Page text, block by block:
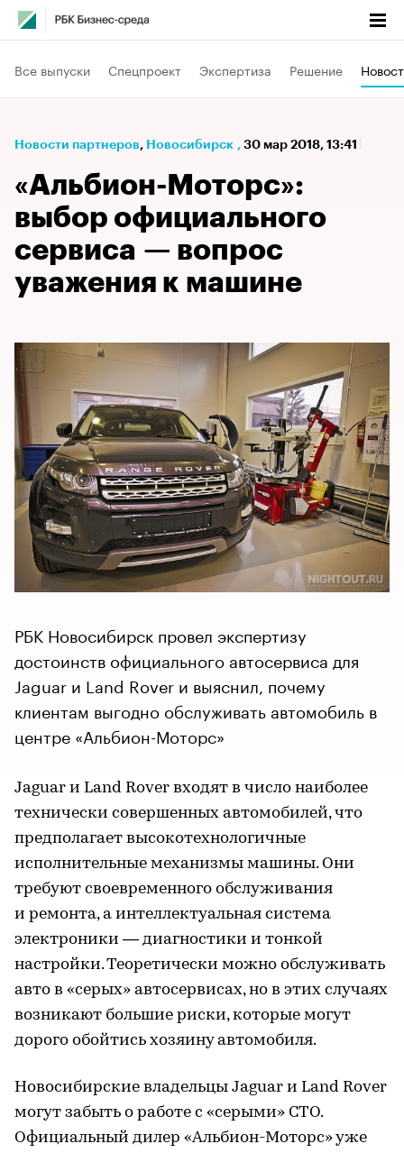
Все выпуски Спецпроект Экспертиза Решение
Новости партнеров⁠, Новосибирск , 30 мар 2018, 13:41
«Альбион-Моторс»:
выбор официального
сервиса — вопрос
уважения к машине
РБК Новосибирск провел экспертизу
достоинств официального автосервиса для
Jaguar и Land Rover и выяснил, почему
клиентам выгодно обслуживать автомобиль в
центре «Альбион-Моторс»
Jaguar и Land Rover входят в число наиболее
технически совершенных автомобилей, что
предполагает высокотехнологичные
исполнительные механизмы машины. Они
требуют своевременного обслуживания
и ремонта, а интеллектуальная система
электроники — диагностики и тонкой
настройки. Теоретически можно обслуживать
авто в «серых» автосервисах, но в этих случаях
возникают большие риски, которые могут
дорого обойтись хозяину автомобиля.
Новосибирские владельцы Jaguar и Land Rover
могут забыть о работе с «серыми» СТО.
Официальный дилер «Альбион-Моторс» уже